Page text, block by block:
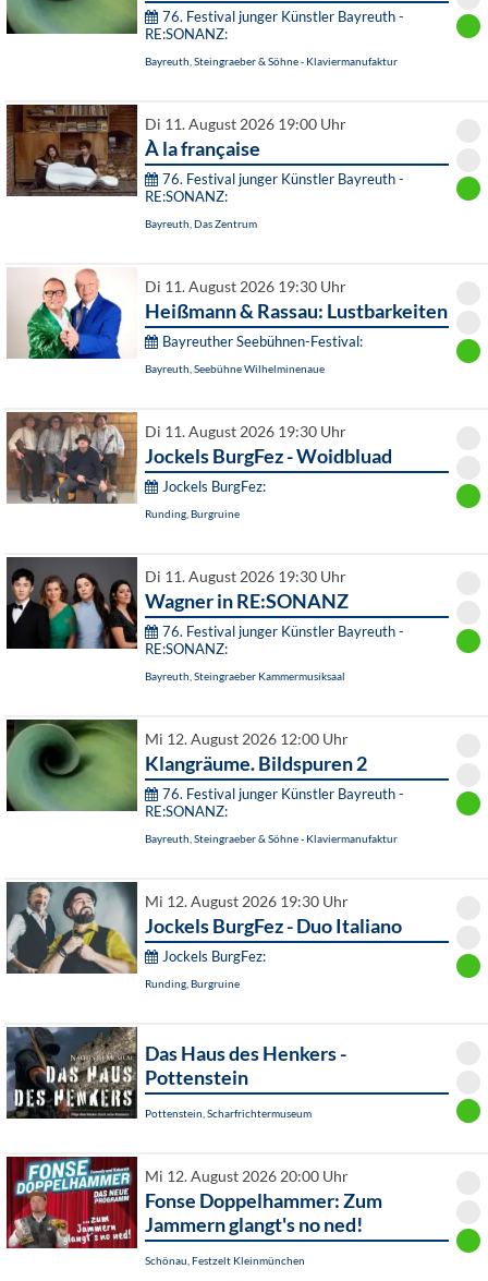
76. Festival junger Künstler Bayreuth -
RE:SONANZ:
Bayreuth, Steingraeber & Söhne - Klaviermanufaktur
Di 11. August 2026 19:00 Uhr
À la française
76. Festival junger Künstler Bayreuth -
RE:SONANZ:
Bayreuth, Das Zentrum
Di 11. August 2026 19:30 Uhr
Heißmann & Rassau: Lustbarkeiten
Bayreuther Seebühnen-Festival:
Bayreuth, Seebühne Wilhelminenaue
Di 11. August 2026 19:30 Uhr
Jockels BurgFez - Woidbluad
Jockels BurgFez:
Runding, Burgruine
Di 11. August 2026 19:30 Uhr
Wagner in RE:SONANZ
76. Festival junger Künstler Bayreuth -
RE:SONANZ:
Bayreuth, Steingraeber Kammermusiksaal
Mi 12. August 2026 12:00 Uhr
Klangräume. Bildspuren 2
76. Festival junger Künstler Bayreuth -
RE:SONANZ:
Bayreuth, Steingraeber & Söhne - Klaviermanufaktur
Mi 12. August 2026 19:30 Uhr
Jockels BurgFez - Duo Italiano
Jockels BurgFez:
Runding, Burgruine
Das Haus des Henkers -
Pottenstein
Pottenstein, Scharfrichtermuseum
Mi 12. August 2026 20:00 Uhr
Fonse Doppelhammer: Zum
Jammern glangt's no ned!
Schönau, Festzelt Kleinmünchen